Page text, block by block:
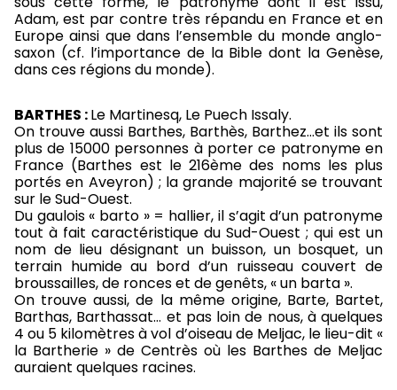
Adam, est par contre très répandu en France et en
Europe ainsi que dans l’ensemble du monde anglo-
saxon (cf. l’importance de la Bible dont la Genèse,
dans ces régions du monde).
BARTHES :Le Martinesq, Le Puech Issaly.
On trouve aussi Barthes, Barthès, Barthez…et ils sont
plus de 15000 personnes à porter ce patronyme en
France (Barthes est le 216ème des noms les plus
portés en Aveyron) ; la grande majorité se trouvant
sur le Sud-Ouest.
Du gaulois « barto » = hallier, il s’agit d’un patronyme
tout à fait caractéristique du Sud-Ouest ; qui est un
nom de lieu désignant un buisson, un bosquet, un
terrain humide au bord d’un ruisseau couvert de
broussailles, de ronces et de genêts, « un barta ».
On trouve aussi, de la même origine, Barte, Bartet,
Barthas, Barthassat… et pas loin de nous, à quelques
4 ou 5 kilomètres à vol d’oiseau de Meljac, le lieu-dit «
la Bartherie » de Centrès où les Barthes de Meljac
auraient quelques racines.